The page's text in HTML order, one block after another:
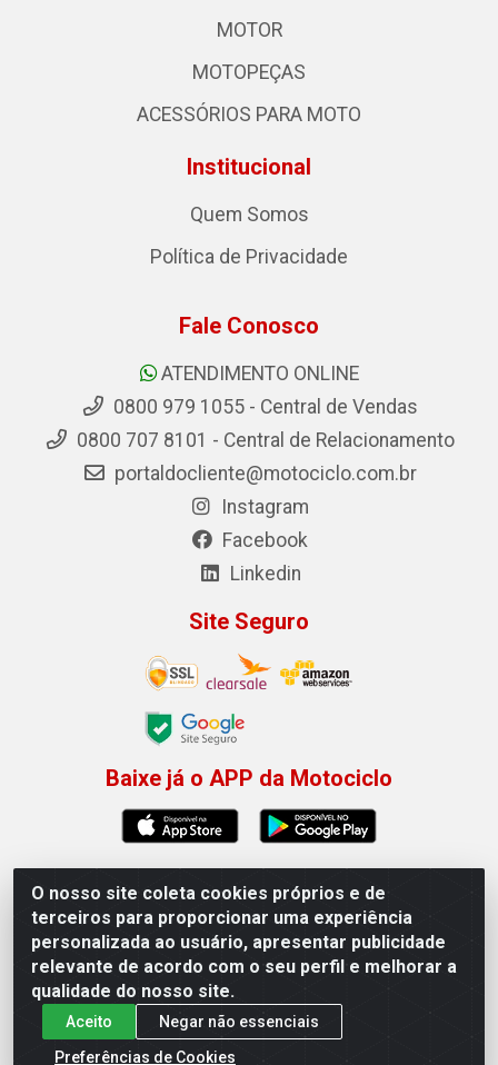
Permitir que a Motociclo envie notificações com
novidades e ofertas exclusivas.
Powered by SendPulse
×
O nosso site coleta cookies próprios e de
terceiros para proporcionar uma experiência
personalizada ao usuário, apresentar publicidade
relevante de acordo com o seu perfil e melhorar a
qualidade do nosso site.
Aceito
Negar não essenciais
Preferências de Cookies
MOTOR
MOTOPEÇAS
ACESSÓRIOS PARA MOTO
Institucional
Quem Somos
Política de Privacidade
Fale Conosco
ATENDIMENTO ONLINE
0800 979 1055 - Central de Vendas
0800 707 8101 - Central de Relacionamento
portaldocliente@motociclo.com.br
Instagram
Facebook
Linkedin
Site Seguro
Baixe já o APP da Motociclo
Motociclo - Rua Francisco Sousa dos Santos, 731 -
Jardim Limoeiro, Serra/ES - CEP 29.164-153 - CNPJ
01.407.607/0001-53